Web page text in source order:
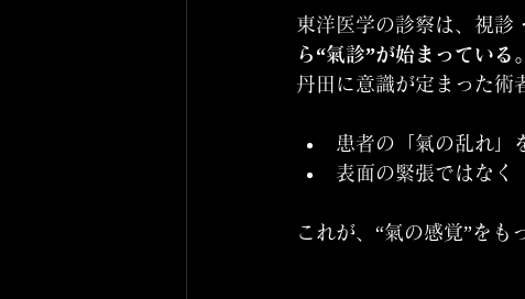
東洋医学の診察は、視診
ら“氣診”が始まっている。
丹田に意識が定まった術
患者の「氣の乱れ」
表面の緊張ではなく
これが、“氣の感覚”をも